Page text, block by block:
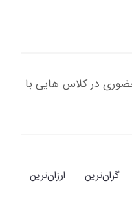
در کلاس هایی با
گران‌ترین ارزان‌ترین